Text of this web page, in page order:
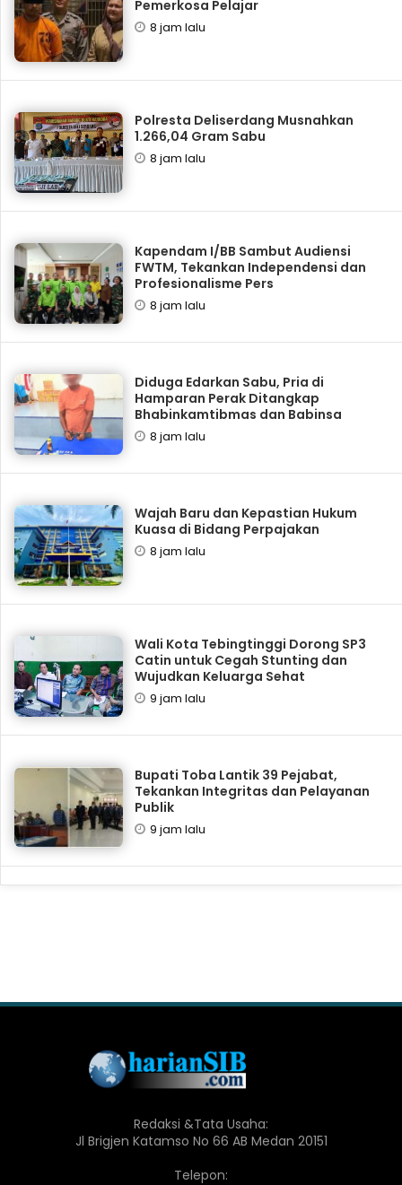
Pemerkosa Pelajar
8 jam lalu
Polresta Deliserdang Musnahkan
1.266,04 Gram Sabu
8 jam lalu
Kapendam I/BB Sambut Audiensi
FWTM, Tekankan Independensi dan
Profesionalisme Pers
8 jam lalu
Diduga Edarkan Sabu, Pria di
Hamparan Perak Ditangkap
Bhabinkamtibmas dan Babinsa
8 jam lalu
Wajah Baru dan Kepastian Hukum
Kuasa di Bidang Perpajakan
8 jam lalu
Wali Kota Tebingtinggi Dorong SP3
Catin untuk Cegah Stunting dan
Wujudkan Keluarga Sehat
9 jam lalu
Bupati Toba Lantik 39 Pejabat,
Tekankan Integritas dan Pelayanan
Publik
9 jam lalu
Redaksi &Tata Usaha:
Jl Brigjen Katamso No 66 AB Medan 20151
Telepon: